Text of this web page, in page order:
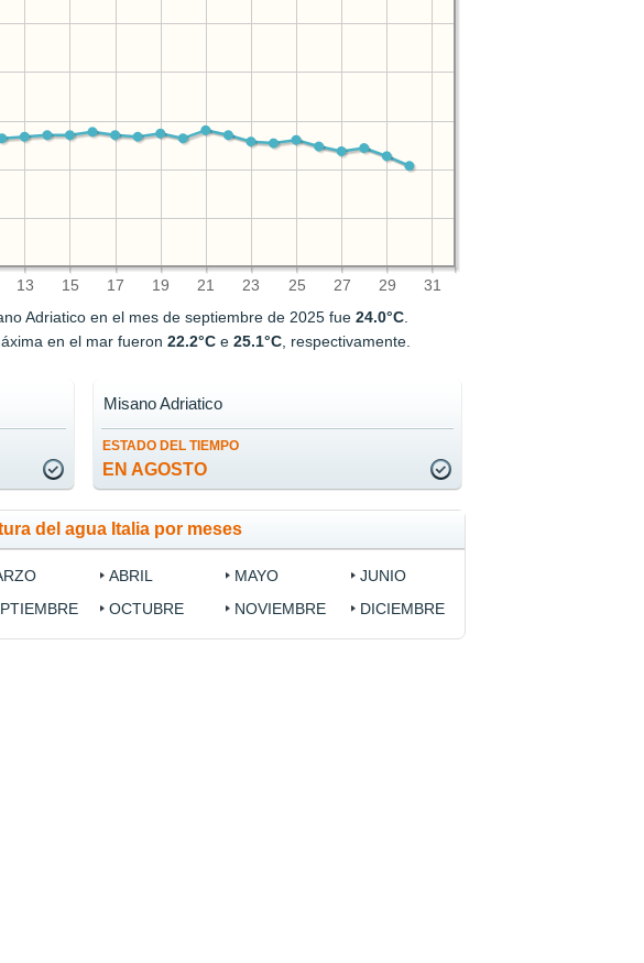
13 15 17 19 21 23 25 27 29 31
Adriatico en el mes de septiembre de 2025 fue24.0°C.
en el mar fueron22.2°C e25.1°C, respectivamente.
ESTADO DEL TIEMPO
EN AGOSTO
Misano Adriatico
del agua Italia por meses
ABRIL MAYO
JUNIO
OCTUBRE NOVIEMBRE DICIEMBRE